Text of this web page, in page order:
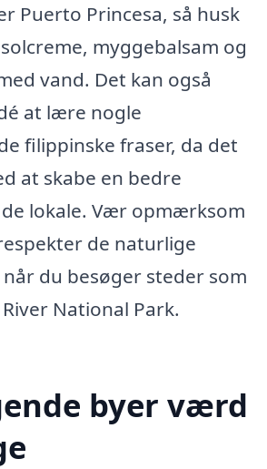
Puerto Princesa, så husk
myggebalsam og
vand. Det kan også
at lære nogle
filippinske fraser, da det
at skabe en bedre
lokale. Vær opmærksom
de naturlige
du besøger steder som
National Park.
byer værd